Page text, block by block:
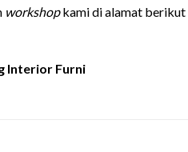
workshopkami di alamat berikut
Interior Furni